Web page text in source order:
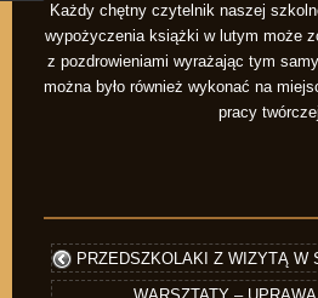
Każdy chętny czytelnik naszej
wypożyczenia książki w lutym może
z pozdrowieniami wyrażając tym
można było również wykonać na
pracy
PRZEDSZKOLAKI Z WIZYTĄ W